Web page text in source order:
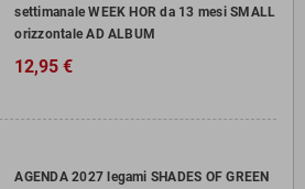
settimanale WEEK HOR da 13 mesi SMALL
orizzontale AD ALBUM
12,95 €
AGENDA 2027 legami SHADES OF GREEN